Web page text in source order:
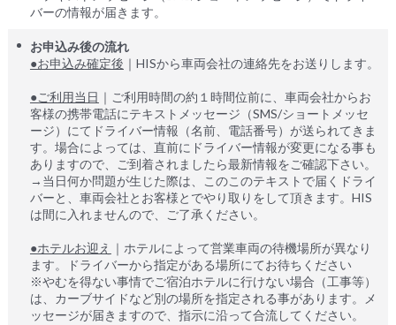
バーの情報が届きます。
お申込み後の流れ
●お申込み確定後 ｜HISから車両会社の連絡先をお送りします。
●ご利用当日 ｜ご利用時間の約１時間位前に、車両会社からお
客様の携帯電話にテキストメッセージ（SMS/ショートメッセ
ージ）にてドライバー情報（名前、電話番号）が送られてきま
す。場合によっては、直前にドライバー情報が変更になる事も
ありますので、ご到着されましたら最新情報をご確認下さい。
→当日何か問題が生じた際は、このこのテキストで届くドライ
バーと、車両会社とお客様とでやり取りをして頂きます。HIS
は間に入れませんので、ご了承ください。
●ホテルお迎え
｜ホテルによって営業車両の待機場所が異なり
ます。ドライバーから指定がある場所にてお待ちください
※やむを得ない事情でご宿泊ホテルに行けない場合（工事等）
は、カーブサイドなど別の場所を指定される事があります。メ
ッセージが届きますので、指示に沿って合流してください。